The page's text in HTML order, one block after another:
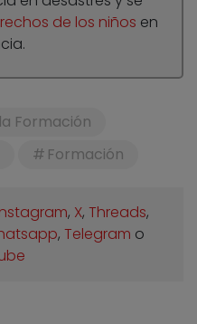
de los niños en
Formación
Formación
, X, Threads,
, Telegram o